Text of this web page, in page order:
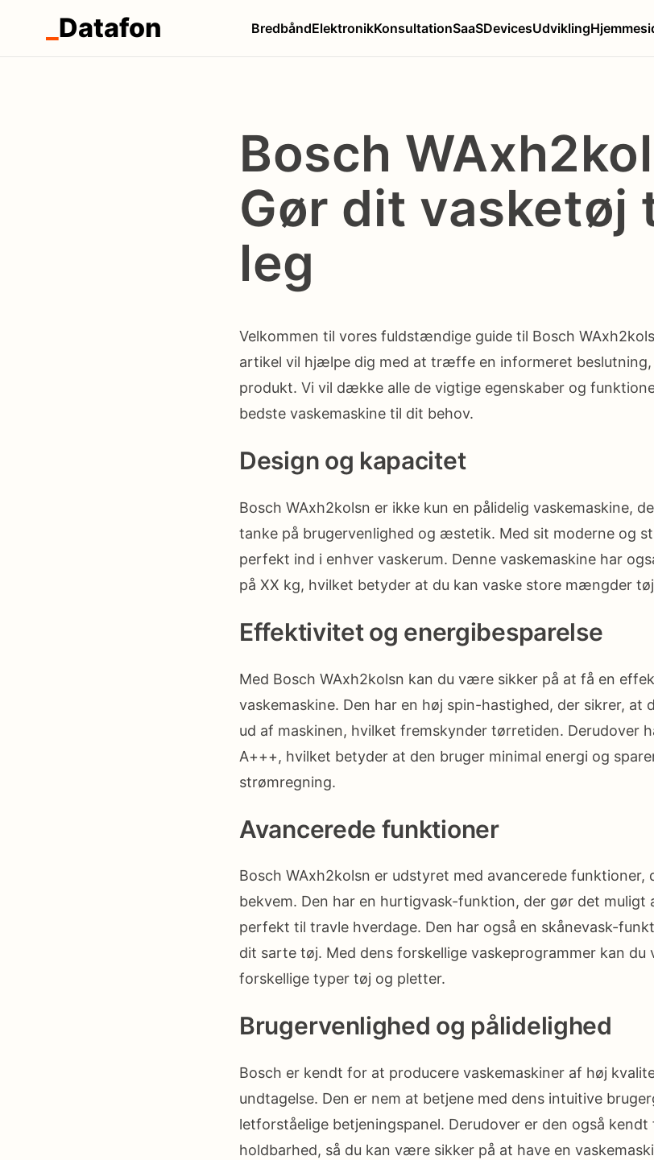
Datafon BredbåndElektronikKonsultationSaaSDevicesUdvikling
Bosch
Gør dit vasketøj
leg
Velkommen til vores fuldstændige guide til Bosch
artikel vil hjælpe dig med at træffe en informeret beslutning,
produkt. Vi vil dække alle de vigtige egenskaber og
bedste vaskemaskine til dit behov.
Design og kapacitet
Bosch WAxh2kolsn er ikke kun en pålidelig vaskemaskine,
tanke på brugervenlighed og æstetik. Med sit moderne og
perfekt ind i enhver vaskerum. Denne vaskemaskine har
på XX kg, hvilket betyder at du kan vaske store mængder
Effektivitet og energibesparelse
Med Bosch WAxh2kolsn kan du være sikker på at få en
vaskemaskine. Den har en høj spin-hastighed, der sikrer,
ud af maskinen, hvilket fremskynder tørretiden. Derudover
A+++, hvilket betyder at den bruger minimal energi og
strømregning.
Avancerede funktioner
Bosch WAxh2kolsn er udstyret med avancerede funktioner,
bekvem. Den har en hurtigvask-funktion, der gør det
perfekt til travle hverdage. Den har også en skånevask-
dit sarte tøj. Med dens forskellige vaskeprogrammer kan
forskellige typer tøj og pletter.
Brugervenlighed og pålidelighed
Bosch er kendt for at producere vaskemaskiner af høj
undtagelse. Den er nem at betjene med dens intuitive
letforståelige betjeningspanel. Derudover er den også
holdbarhed, så du kan være sikker på at have en